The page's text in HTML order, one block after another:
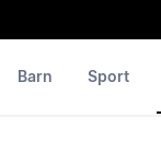
Barn Sport